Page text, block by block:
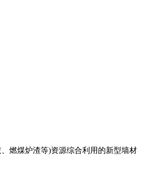
燃煤炉渣等)资源综合利用的新型墙材